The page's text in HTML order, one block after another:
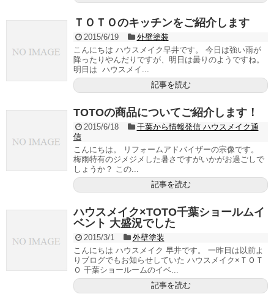
ＴＯＴＯのキッチンをご紹介します
2015/6/19
外壁塗装
こんにちは ハウスメイク早井です。 今日は強い雨が
降ったりやんだりですが、明日は曇りのようですね。
明日は ハウスメイ...
記事を読む
TOTOの商品についてご紹介します！
2015/6/18
千葉から情報発信 ハウスメイク通
信
こんにちは。 リフォームアドバイザーの宗像です。
梅雨特有のジメジメした暑さですがいかがお過ごしで
しょうか？ この...
記事を読む
ハウスメイク×TOTO千葉ショールムイ
ベント 大盛況でした
2015/3/1
外壁塗装
こんにちは ハウスメイク 早井です。 一昨日は以前よ
りブログでもお知らせしていた ハウスメイク×ＴＯＴ
Ｏ 千葉ショールームのイベ...
記事を読む